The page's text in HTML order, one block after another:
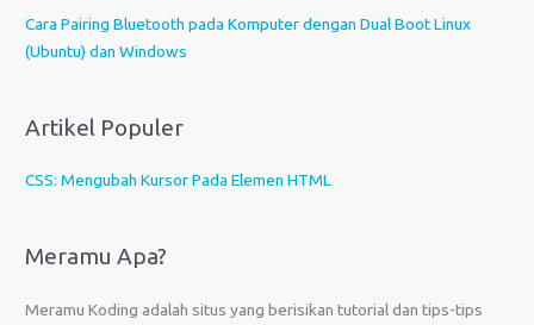
a
s
Cara Pairing Bluetooth pada Komputer dengan Dual Boot Linux
(Ubuntu) dan Windows
Artikel Populer
CSS: Mengubah Kursor Pada Elemen HTML
Meramu Apa?
Meramu Koding adalah situs yang berisikan tutorial dan tips-tips